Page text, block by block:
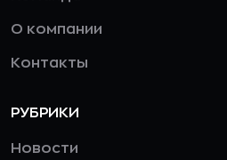
О компании
Контакты
РУБРИКИ
Новости